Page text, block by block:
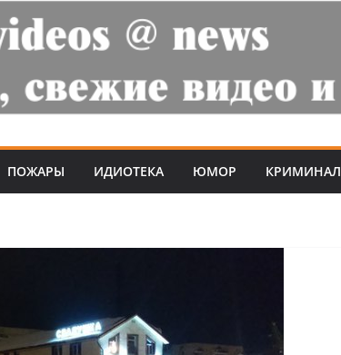
ПОЖАРЫ ИДИОТЕКА ЮМОР КРИМИНАЛ